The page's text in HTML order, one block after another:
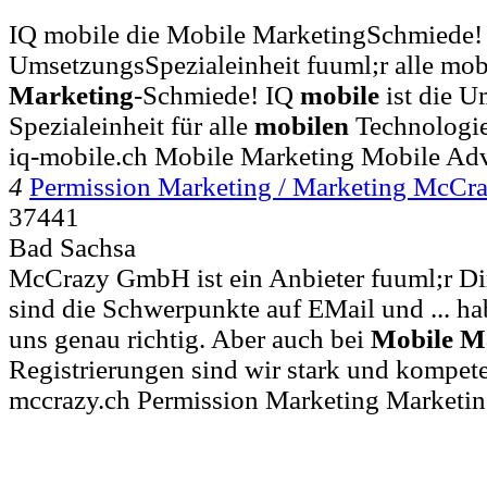
IQ mobile die Mobile
UmsetzungsSpezialeinheit fuuml;r alle
Marketing-Schmiede! IQ mobile ist die
Spezialeinheit für alle mobilen
iq-mobile.ch Mobile Marketing Mobile
4 Permission Marketing / Marketing
37441
Bad Sachsa
McCrazy GmbH ist ein Anbieter fuuml;r
sind die Schwerpunkte auf EMail und ...
uns genau richtig. Aber auch bei Mobile
Registrierungen sind wir stark und
mccrazy.ch Permission Marketing